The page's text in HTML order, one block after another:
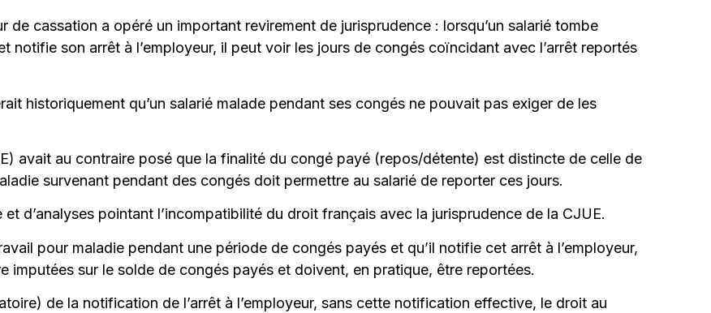
de cassation a opéré un important revirement de jurisprudence : lorsqu’un salarié tombe
notifie son arrêt à l’employeur, il peut voir les jours de congés coïncidant avec l’arrêt reportés
historiquement qu’un salarié malade pendant ses congés ne pouvait pas exiger de les
avait au contraire posé que la finalité du congé payé (repos/détente) est distincte de celle de
survenant pendant des congés doit permettre au salarié de reporter ces jours.
d’analyses pointant l’incompatibilité du droit français avec la jurisprudence de la CJUE.
pour maladie pendant une période de congés payés et qu’il notifie cet arrêt à l’employeur,
imputées sur le solde de congés payés et doivent, en pratique, être reportées.
de la notification de l’arrêt à l’employeur, sans cette notification effective, le droit au